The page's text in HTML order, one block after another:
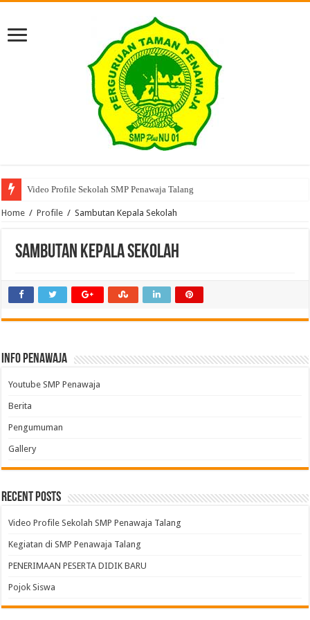
Video Profile Sekolah SMP Penawaja Talang
Home / Profile / Sambutan Kepala Sekolah
Sambutan Kepala Sekolah
Info Penawaja
Youtube SMP Penawaja
Berita
Pengumuman
Gallery
Recent Posts
Video Profile Sekolah SMP Penawaja Talang
Kegiatan di SMP Penawaja Talang
PENERIMAAN PESERTA DIDIK BARU
Pojok Siswa